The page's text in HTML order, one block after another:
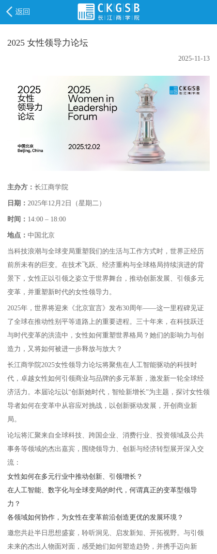
2025 女性领导力论坛
2025-11-13
主办方： 长江商学院
日期： 2025年12月2日（星期二）
时间： 14:00 – 18:00
地点： 中国北京
当科技浪潮与全球变局重塑我们的生活与工作方式时，世界正经历
前所未有的巨变。在技术飞跃、经济重构与全球格局持续演进的背
景下，女性正以引领之姿立于世界舞台，推动创新发展、引领多元
变革，并重塑新时代的女性领导力。
2025年，世界将迎来《北京宣言》发布30周年——这一里程碑见证
了全球在推动性别平等道路上的重要进程。三十年来，在科技跃迁
与时代变革的洪流中，女性如何重塑世界格局？她们的影响力与创
造力，又将如何被进一步释放与放大？
长江商学院2025女性领导力论坛将聚焦在人工智能驱动的科技时
代，卓越女性如何引领商业与品牌的多元革新，激发新一轮全球经
济活力。本届论坛以“创新她时代，智绘新增长”为主题，探讨女性领
导者如何在变革中从容应对挑战，以创新驱动发展，开创商业新
局。
论坛将汇聚来自全球科技、跨国企业、消费行业、投资领域及公共
事务等领域的杰出嘉宾，围绕领导力、创新与经济转型展开深入交
流：
女性如何在多元行业中推动创新、引领增长？
在人工智能、数字化与全球变局的时代，何谓真正的变革型领导
力？
各领域如何协作，为女性在变革前沿创造更优的发展环境？
邀您共赴半日思想盛宴，聆听洞见、启发新知、开拓视野。与引领
未来的杰出人物面对面，感受她们如何塑造趋势，并携手迈向新